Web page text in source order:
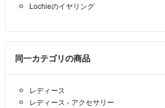
Lochieのイヤリング
同一カテゴリの商品
レディース
レディース › アクセサリー